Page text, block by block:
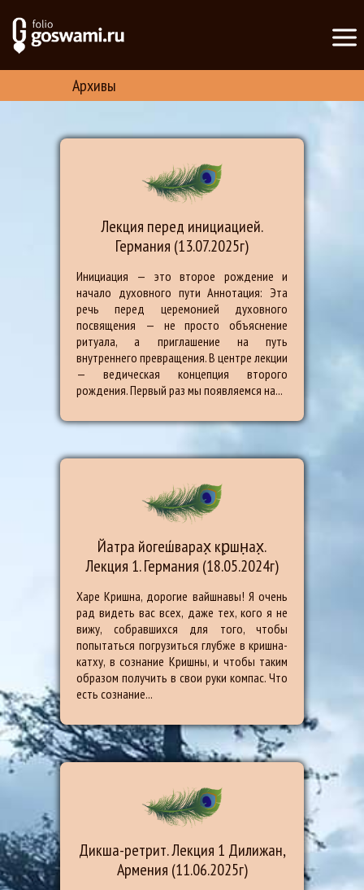
Архивы
Лекция перед инициацией.
Германия (13.07.2025г)
Инициация — это второе рождение и
начало духовного пути Аннотация: Эта
речь перед церемонией духовного
посвящения — не просто объяснение
ритуала, а приглашение на путь
внутреннего превращения. В центре лекции
— ведическая концепция второго
рождения. Первый раз мы появляемся на...
Йатра йогеш́варах̣ кр̣шн̣ах̣.
Лекция 1. Германия (18.05.2024г)
Харе Кришна, дорогие вайшнавы! Я очень
рад видеть вас всех, даже тех, кого я не
вижу, собравшихся для того, чтобы
попытаться погрузиться глубже в кришна-
катху, в сознание Кришны, и чтобы таким
образом получить в свои руки компас. Что
есть сознание...
Дикша-ретрит. Лекция 1 Дилижан,
Армения (11.06.2025г)